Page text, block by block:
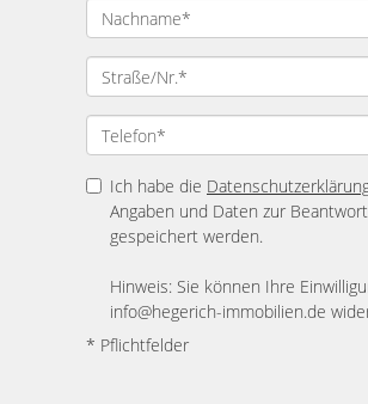
Ich habe die
Angaben und Daten zur
gespeichert werden.
Hinweis: Sie können Ihre
info@hegerich-immobilien.de
* Pflichtfelder